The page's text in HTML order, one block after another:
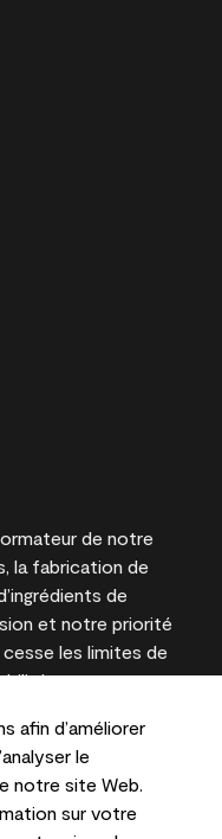
afin d’améliorer
le
notre site Web.
sur votre
de notre
la fabrication de
de
et notre priorité
les limites de
pour